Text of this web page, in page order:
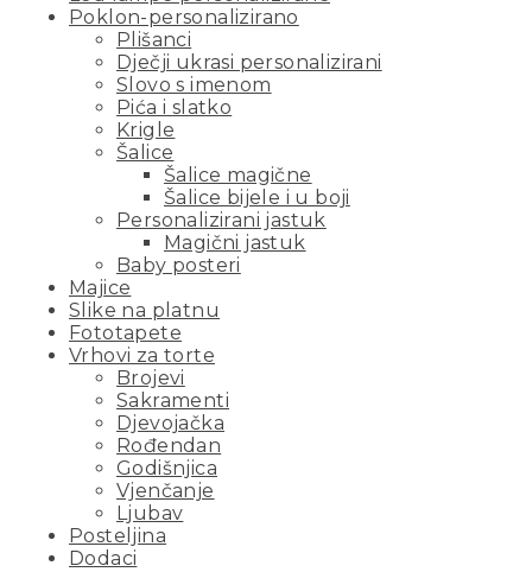
Poklon-personalizirano
Plišanci
Dječji ukrasi personalizirani
Slovo s imenom
Pića i slatko
Krigle
Šalice
Šalice magične
Šalice bijele i u boji
Personalizirani jastuk
Magični jastuk
Baby posteri
Majice
Slike na platnu
Fototapete
Vrhovi za torte
Brojevi
Sakramenti
Djevojačka
Rođendan
Godišnjica
Vjenčanje
Ljubav
Posteljina
Dodaci